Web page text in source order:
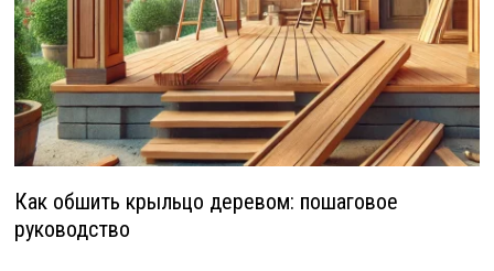
Как обшить крыльцо деревом: пошаговое
руководство